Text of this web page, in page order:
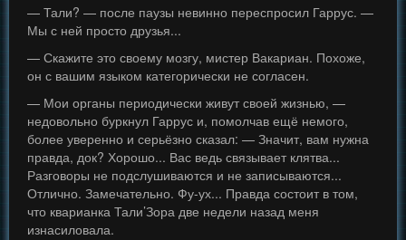
— Тали? — после паузы невинно переспросил Гаррус. —
Мы с ней просто друзья...
— Скажите это своему мозгу, мистер Вакариан. Похоже,
он с вашим языком категорически не согласен.
— Мои органы периодически живут своей жизнью, —
недовольно буркнул Гаррус и, помолчав ещё немого,
более уверенно и серьёзно сказал: — Значит, вам нужна
правда, док? Хорошо... Вас ведь связывает клятва...
Разговоры не подслушиваются и не записываются...
Отлично. Замечательно. Фу-ух... Правда состоит в том,
что кварианка Тали’Зора две недели назад меня
изнасиловала.